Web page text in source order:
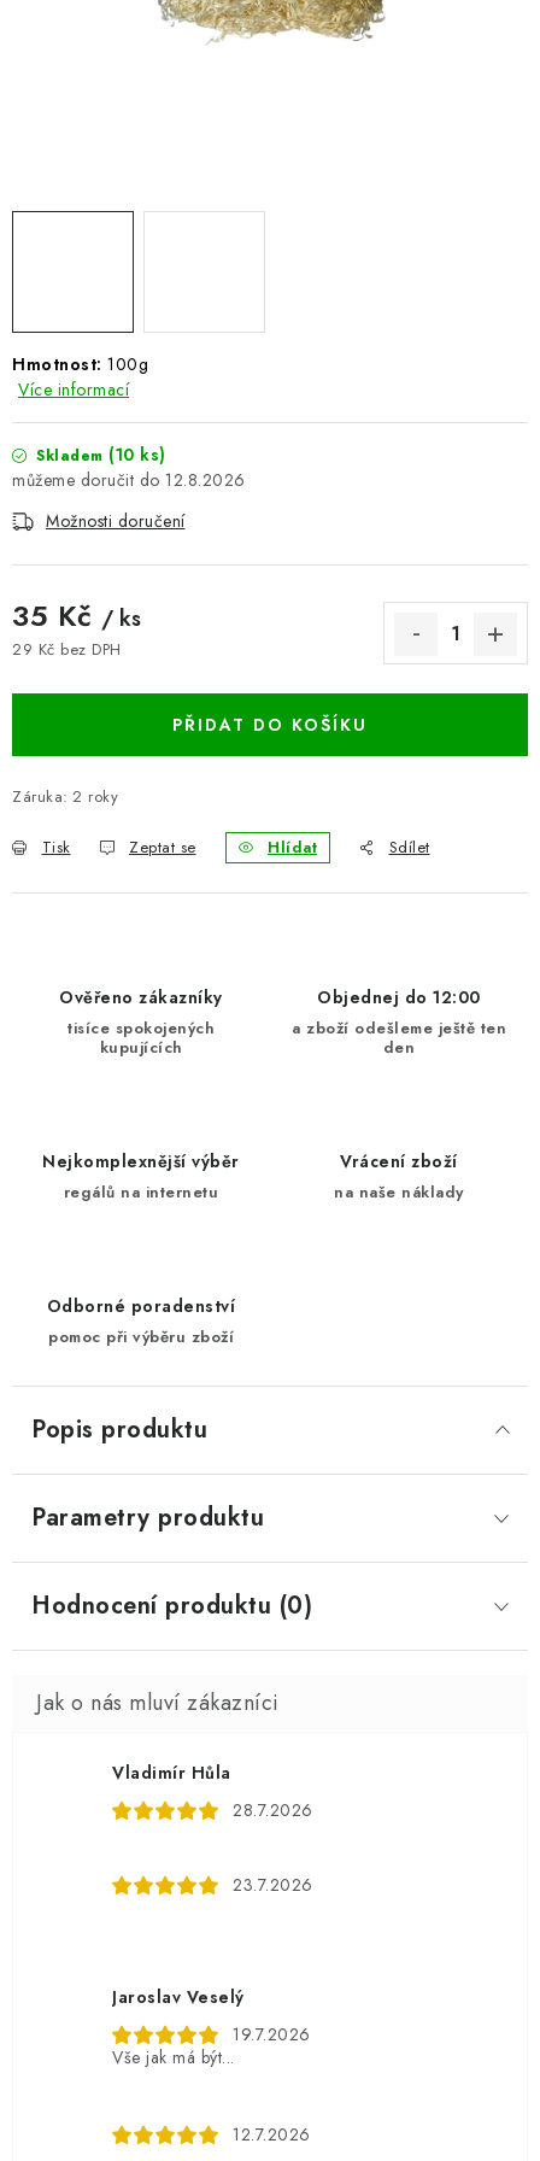
B2B - VELKOOBCHOD
NAPIŠTE NÁM
BLOG
Reklamace zboží
Často kladené dotazy
Obchodní a dodací podmínky
Ochrana osobních údajú
Hmotnost: 100g
Více informací
Skladem (10 ks)
12.8.2026
Možnosti doručení
35 Kč / ks
29 Kč bez DPH
PŘIDAT DO KOŠÍKU
Záruka: 2 roky
Tisk Zeptat se Hlídat Sdílet
Ověřeno zákazníky
tisíce spokojených
kupujících
Objednej do 12:00
a zboží odešleme ještě ten
den
Nejkomplexnější výběr
regálů na internetu
Vrácení zboží
na naše náklady
Odborné poradenství
pomoc při výběru zboží
Popis produktu
Parametry produktu
Hodnocení produktu (0)
Vladimír Hůla
28.7.2026
23.7.2026
Jaroslav Veselý
19.7.2026
Vše jak má být...
12.7.2026